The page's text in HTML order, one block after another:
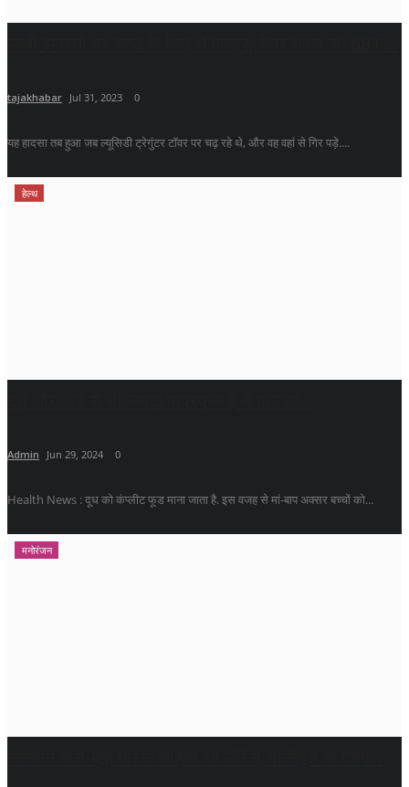
tajakhabar Jul 31, 2023 0
यह हादसा तब हुआ जब ल्यूसिडी ट्रेगुंटर टॉवर पर चढ़ रहे थे, और वह वहां से गिर पड़े....
हेल्थ
Admin Jun 29, 2024 0
Health News : दूध को कंप्लीट फूड माना जाता है. इस वजह से मां-बाप अक्सर बच्चों को...
मनोरंजन